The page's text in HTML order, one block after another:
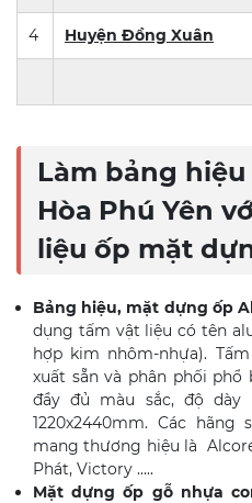
4 Huyện Đồng Xuân
Làm bảng
Hòa Phú Yên
liệu ốp mặt
Bảng hiệu, mặt dựng ốp
dụng tấm vật liệu có tên
hợp kim nhôm-nhựa).
xuất sẵn và phân phối
đầy đủ màu sắc, độ
1220x2440mm. Các
mang thương hiệu là
Phát, Victory …..
Mặt dựng ốp gỗ nhựa